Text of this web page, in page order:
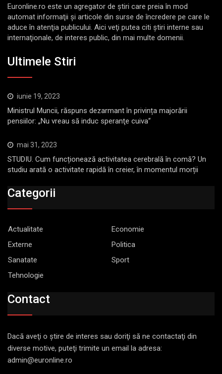
Euronline.ro este un agregator de ştiri care preia în mod
automat informaţii şi articole din surse de încredere pe care le
aduce în atenţia publicului. Aici veţi putea citi ştiri interne sau
internaţionale, de interes public, din mai multe domenii.
Ultimele Stiri
iunie 19, 2023
Ministrul Muncii, răspuns dezarmant în privința majorării
pensiilor: „Nu vreau să induc speranţe cuiva“
mai 31, 2023
STUDIU. Cum funcționează activitatea cerebrală în comă? Un
studiu arată o activitate rapidă în creier, în momentul morții
Categorii
Actualitate
Economie
Externe
Politica
Sanatate
Sport
Tehnologie
Contact
Dacă aveţi o ştire de interes sau doriţi să ne contactaţi din
diverse motive, puteţi trimite un email la adresa:
admin@euronline.ro